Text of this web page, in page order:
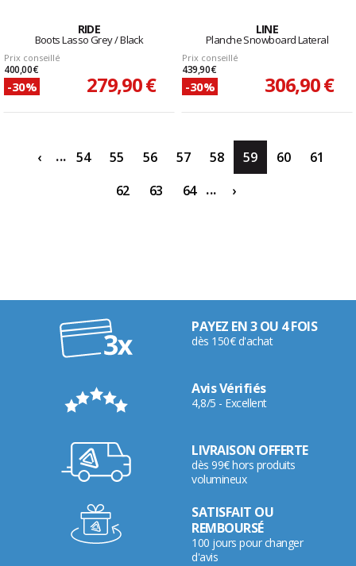
RIDE
Boots Lasso Grey / Black
Prix conseillé
400,00 €
-30% 279,90 €
LINE
Planche Snowboard Lateral
Prix conseillé
439,90 €
-30% 306,90 €
‹ ... 54 55 56 57 58 59 60
61
62
63 64 ... ›
PAYEZ EN 3 OU 4 FOIS
dès 150€ d'achat
Avis Vérifiés
4,8/5 - Excellent
LIVRAISON OFFERTE
dès 99€ hors produits
volumineux
SATISFAIT OU
REMBOURSÉ
100 jours pour changer
d'avis